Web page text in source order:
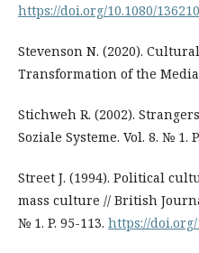
https://doi.org/10.1080/
Stevenson N. (2020).
Transformation of the Media.
Stichweh R. (2002).
Soziale Systeme. Vol. 8. № 1.
Street J. (1994). Political
mass culture // British
№ 1. P. 95-113. https://doi.org/